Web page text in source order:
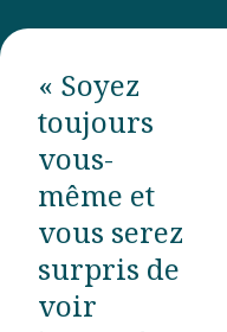
« Soyez
toujours
vous-
même et
vous serez
surpris de
voir